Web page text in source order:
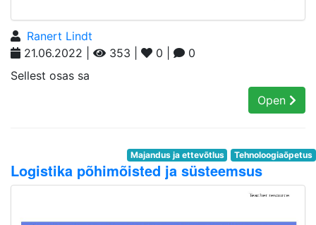
Ranert Lindt
21.06.2022 |
353 | 0 |
0
Sellest osas sa
Open
Majandus ja ettevõtlus Tehnoloogiaõpetus
Logistika põhimõisted ja süsteemsus